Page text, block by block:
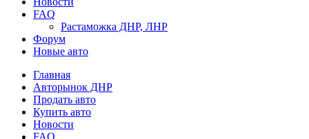
FAQ
Растаможка ДНР, ЛНР
Форум
Новые авто
Главная
Авторынок ДНР
Продать авто
Купить авто
Новости
FAQ